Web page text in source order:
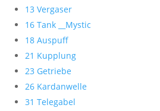
13 Vergaser
16 Tank __Mystic
18 Auspuff
21 Kupplung
23 Getriebe
26 Kardanwelle
31 Telegabel